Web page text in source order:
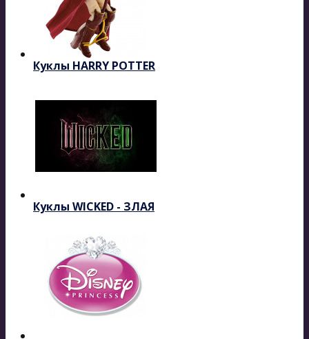
Куклы HARRY POTTER
Куклы WICKED - ЗЛАЯ